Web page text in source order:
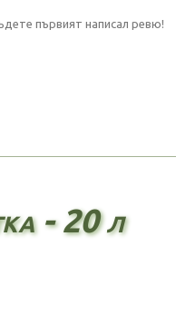
първият написал ревю!
- 20 л